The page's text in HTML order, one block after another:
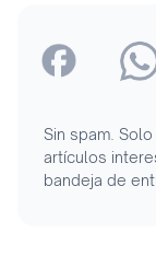
Sin spam.
artículos
bandeja de